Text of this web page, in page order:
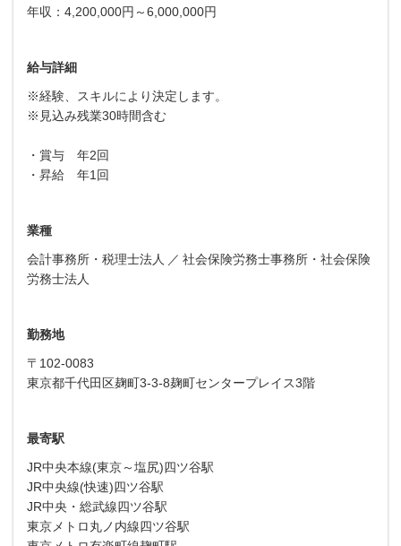
年収：4,200,000円～6,000,000円
給与詳細
※経験、スキルにより決定します。
※見込み残業30時間含む
・賞与 年2回
・昇給 年1回
業種
会計事務所・税理士法人
社会保険労務士事務所・社会保険
労務士法人
勤務地
〒102-0083
東京都千代田区麹町3-3-8麹町センタープレイス3階
最寄駅
JR中央本線(東京～塩尻)四ツ谷駅
JR中央線(快速)四ツ谷駅
JR中央・総武線四ツ谷駅
東京メトロ丸ノ内線四ツ谷駅